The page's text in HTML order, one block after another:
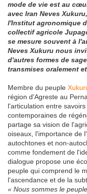
mode de vie est au
avec Iran Neves
l'Institut agronomique
collectif agricole
se mesure souvent à
Neves Xukuru nous
d'autres formes de
transmises oralement
Membre du peuple
région d'Agreste au
l'articulation entre
contemporaines de
partage sa vision de
oiseaux, l'importance de
autochtones et non-
comme fondement de
dialogue propose une
peuple qui comprend le
l’ascendance et de la
« Nous sommes le